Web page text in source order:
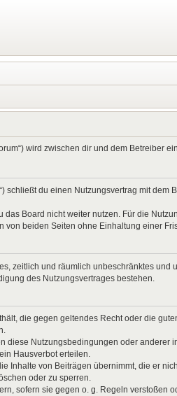
wird zwischen dir und dem Betreiber
schließt du einen Nutzungsvertrag mit
Board nicht weiter nutzen. Für die
von beiden Seiten ohne Einhaltung einer
zeitlich und räumlich unbeschränktes
des Nutzungsvertrages bestehen.
die gegen geltendes Recht oder die
diese Nutzungsbedingungen oder
Hausverbot erteilen.
Inhalte von Beiträgen übernimmt, die er
oder zu sperren.
sofern sie gegen o. g. Regeln verstoßen